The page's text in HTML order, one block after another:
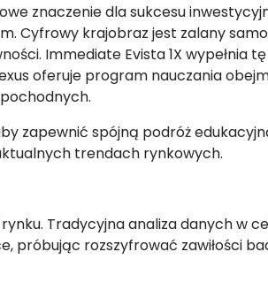
znaczenie dla sukcesu
Cyfrowy krajobraz jest zalany
Immediate Evista 1X wypełnia
oferuje program nauczania
zapewnić spójną podróż
trendach rynkowych.
Tradycyjna analiza danych w
próbując rozszyfrować zawiłości